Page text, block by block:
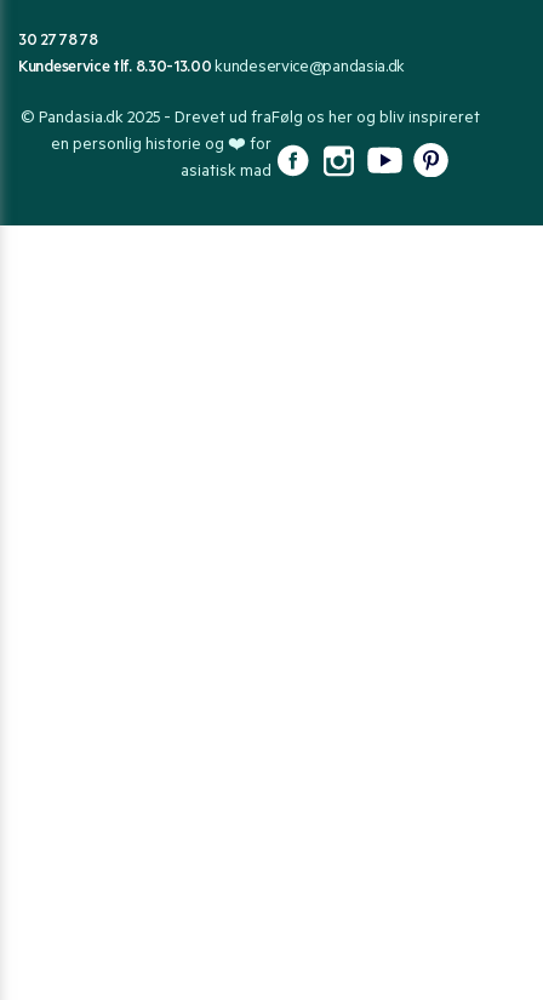
30 27 78 78
Kundeservice tlf. 8.30-13.00kundeservice@pandasia.dk
© Pandasia.dk 2025 - Drevet ud fra
en personlig historie og ❤️ for
asiatisk mad
Følg os her og bliv inspireret